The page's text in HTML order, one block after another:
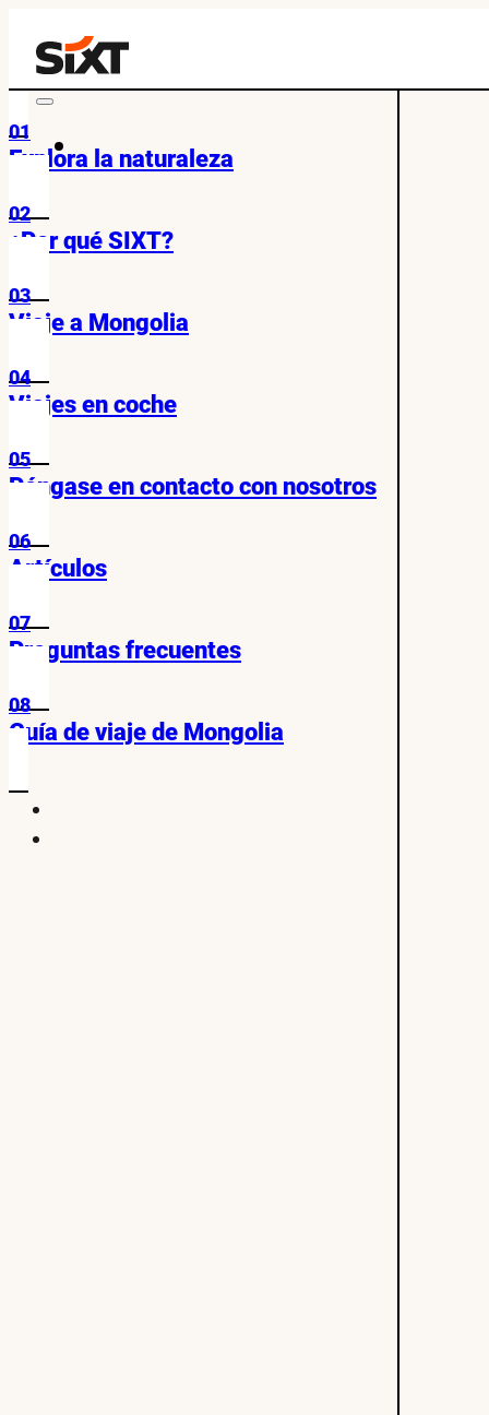
01
Explora la naturaleza
02
¿Por qué SIXT?
03
Viaje a Mongolia
04
Viajes en coche
05
Póngase en contacto con nosotros
06
Artículos
07
Preguntas frecuentes
08
Guía de viaje de Mongolia